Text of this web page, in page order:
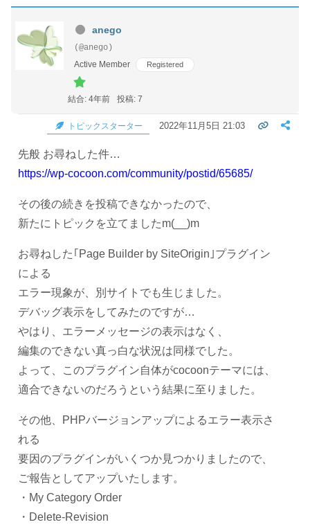
anego
(@anego)
Active Member
Registered
結合: 4年前 投稿: 7
トピックスターター 2022年11月5日 21:03
先般 お尋ねした件…
https://wp-cocoon.com/community/postid/65685/
その後の続きを投稿できなかったので、
新たにトピックを立てましたm(__)m
お尋ねした｢Page Builder by SiteOrigin｣プラグイン
による
エラー現象が、別サイトでも生じました。
デバッグ表示をしてみたのですが…
やはり、エラーメッセージの表示はなく、
編集のできない真っ白な状況は同様でした。
よって、このプラグイン自体がcocoonテーマには、
適合できないのだろうという結果に至りました。
その他、PHPバージョンアップによるエラー表示さ
れる
要因のプラグインがいくつか見つかりましたので、
ご報告としてアップいたします。
・My Category Order
・Delete-Revision